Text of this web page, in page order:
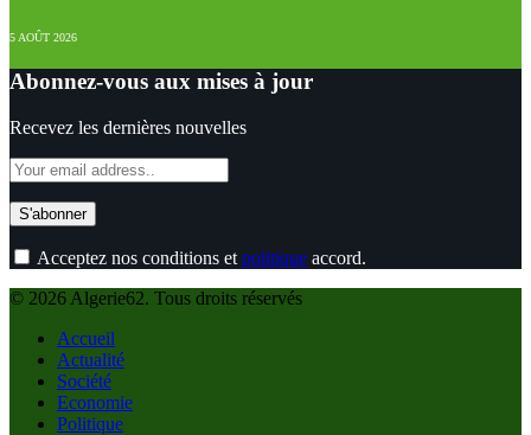
5 AOÛT 2026
Abonnez-vous aux mises à jour
Recevez les dernières nouvelles
Acceptez nos conditions et politique accord.
© 2026 Algerie62. Tous droits réservés
Accueil
Actualité
Société
Economie
Politique